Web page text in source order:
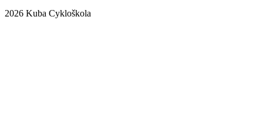
2026 Kuba Cykloškola